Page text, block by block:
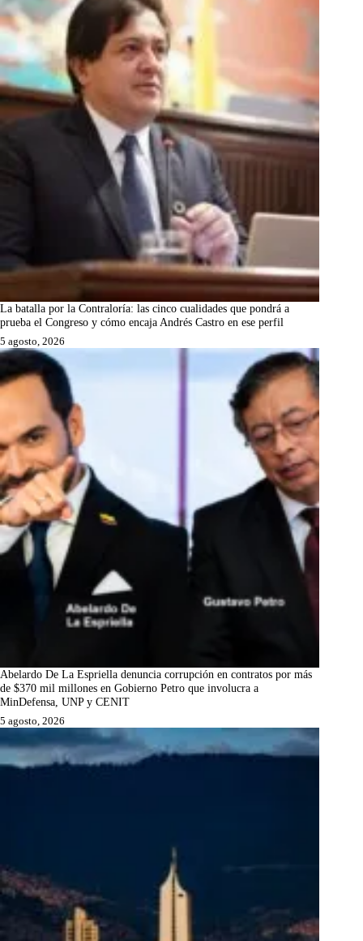
La batalla por la Contraloría: las cinco cualidades que pondrá a
prueba el Congreso y cómo encaja Andrés Castro en ese perfil
5 agosto, 2026
Abelardo De La Espriella denuncia corrupción en contratos por más
de $370 mil millones en Gobierno Petro que involucra a
MinDefensa, UNP y CENIT
5 agosto, 2026